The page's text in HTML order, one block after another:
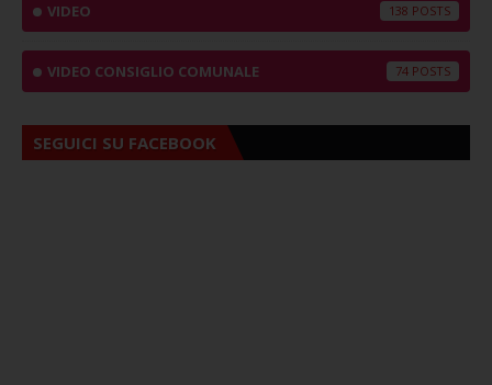
VIDEO 138
VIDEO CONSIGLIO COMUNALE 74
SEGUICI SU FACEBOOK